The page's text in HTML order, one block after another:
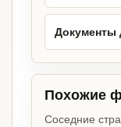
Документы
Похожие
Соседние